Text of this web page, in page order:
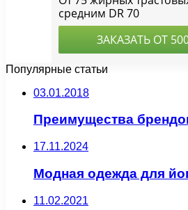
Популярные статьи
03.01.2018
Преимущества
17.11.2024
Модная одежда для
11.02.2021